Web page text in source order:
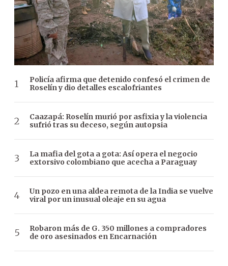
Policía afirma que detenido confesó el crimen de
Roselín y dio detalles escalofriantes
Caazapá: Roselín murió por asfixia y la violencia
sufrió tras su deceso, según autopsia
La mafia del gota a gota: Así opera el negocio
extorsivo colombiano que acecha a Paraguay
Un pozo en una aldea remota de la India se vuelve
viral por un inusual oleaje en su agua
Robaron más de G. 350 millones a compradores
de oro asesinados en Encarnación